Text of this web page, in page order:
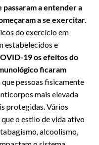
a entender a
a se exercitar.
do exercício em
estabelecidos e
19 os efeitos do
ficaram
que pessoas fisicamente
mais elevada
protegidas. Vários
o estilo de vida ativo
alcoolismo,